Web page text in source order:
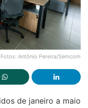
Fotos: Antônio Pereira/Semcom
de janeiro a maio